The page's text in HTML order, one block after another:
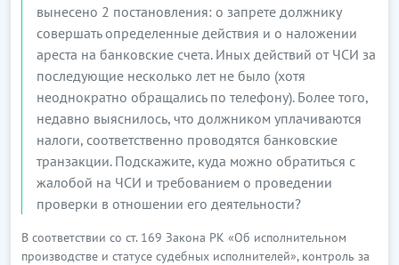
вынесено 2 постановления: о запрете должнику
совершать определенные действия и о наложении
ареста на банковские счета. Иных действий от ЧСИ за
последующие несколько лет не было (хотя
неоднократно обращались по телефону). Более того,
недавно выяснилось, что должником уплачиваются
налоги, соответственно проводятся банковские
транзакции. Подскажите, куда можно обратиться с
жалобой на ЧСИ и требованием о проведении
проверки в отношении его деятельности?
В соответствии со ст. 169 Закона РК «Об исполнительном
производстве и статусе судебных исполнителей», контроль за